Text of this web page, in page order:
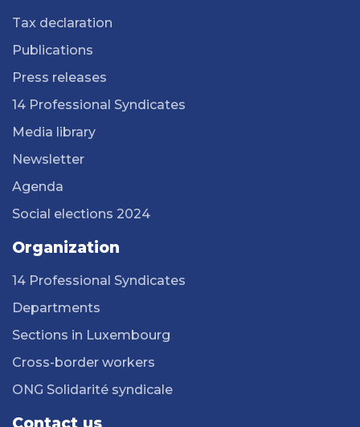
Tax declaration
Publications
Press releases
14 Professional Syndicates
Media library
Newsletter
Agenda
Social elections 2024
Organization
14 Professional Syndicates
Departments
Sections in Luxembourg
Cross-border workers
ONG Solidarité syndicale
Contact us